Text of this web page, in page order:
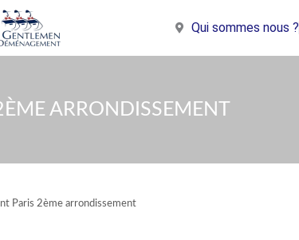
Qui sommes nous ?
ARRONDISSEMENT
Paris 2ème arrondissement